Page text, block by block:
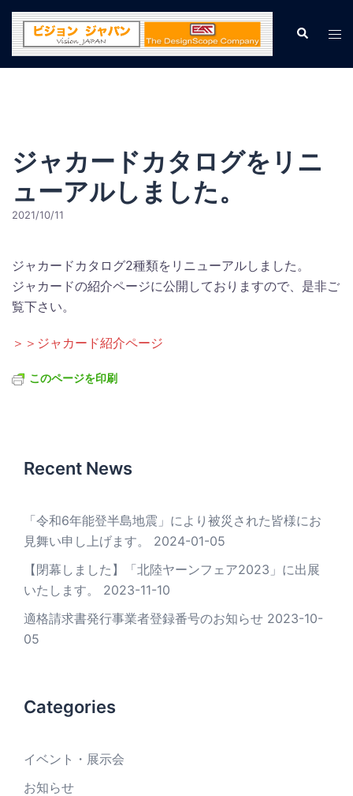
ン
検
索
ト
ジャカードカタログをリニ
ューアルしました。
2021/10/11
ジャカードカタログ2種類をリニューアルしました。
ジャカードの紹介ページに公開しておりますので、是非ご
覧下さい。
＞＞ジャカード紹介ページ
このページを印刷
Recent News
「令和6年能登半島地震」により被災された皆様にお
見舞い申し上げます。
2024-01-05
【閉幕しました】「北陸ヤーンフェア2023」に出展
いたします。
2023-11-10
適格請求書発行事業者登録番号のお知らせ 2023-10-
05
Categories
イベント・展示会
お知らせ